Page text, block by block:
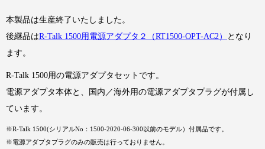
本製品は生産終了いたしました。
後継品はR-Talk 1500用電源アダプタ２（RT1500-OPT-AC2）
となり
ます。
R-Talk 1500用の電源アダプタセットです。
電源アダプタ本体と、国内／海外用の電源アダプタプラグが付属し
ています。
※R-Talk 1500(シリアルNo：1500-2020-06-300以前のモデル）付属品です。
※電源アダプタプラグのみの販売は行っておりません。